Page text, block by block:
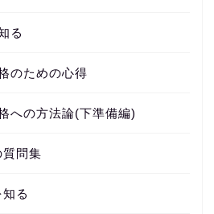
る
のための心得
への方法論(下準備編)
質問集
る